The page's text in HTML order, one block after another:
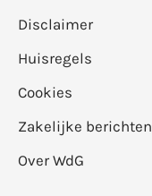
Disclaimer
Huisregels
Cookies
Zakelijke berichten
Over WdG